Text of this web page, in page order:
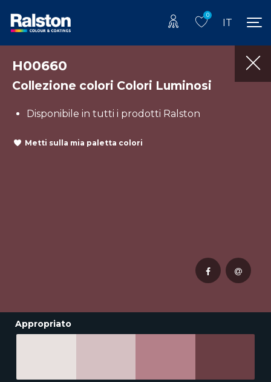
0
IT
H00660
Collezione colori Colori Luminosi
Disponibile in tutti i prodotti Ralston
Metti sulla mia paletta colori
Appropriato